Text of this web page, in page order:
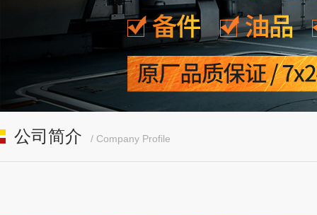
公司简介 / Company Profile